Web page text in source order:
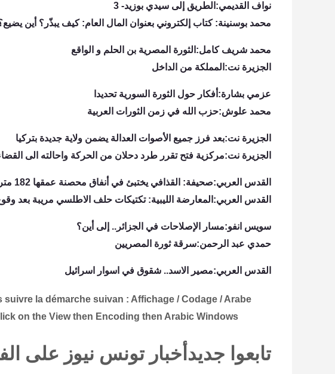
نواف القديمي:الطريق إلى سيدي بوزيد- 3
محمد بوسنينة: كتاب إلكتروني بعنوان المال العام: كيف يبذّر؟ أين
محمد شريف كامل:الثورة المصرية بن الحلم و الواقع
الجزيرة نت:المملكة من الداخل
عزمي بشارة:أفكار حول الثورة السورية تحديدا
محمد علوش:حزب الله في زمن الثورات العربية
الجزيرة نت:بعد فرز جميع الأصوات العدالة يضمن ولاية جديدة بتركيا
الجزيرة نت:مركزية فتح تقرر طرد دحلان من الحركة واحالته الى
القدس العربي:صحيفة: القذافي يختبئ في أنفاق محصنة عمقها 182 متراً تحت الأرض
القدس العربي:المعارضة الليبية: تكتيكات حلف الاطلسي مريبة بعد
سويس انفو:مسار الإصلاحات في الجزائر.. إلى أين؟
حمدي عبد الرحمن:سرقة ثورة المصريين
القدس العربي:مصير الاسد.. شقوق في اسوار اسرائيل
la démarche suivan : Affichage / Codage / Arabe
on the View then Encoding then Arabic Windows)
تابعوا جديد أخبار تونس نيوز على